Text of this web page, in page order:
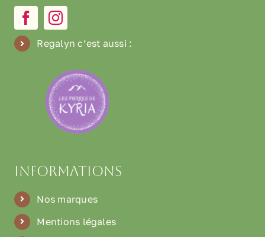
Regalyn c’est aussi :
Informations
Nos marques
Mentions légales